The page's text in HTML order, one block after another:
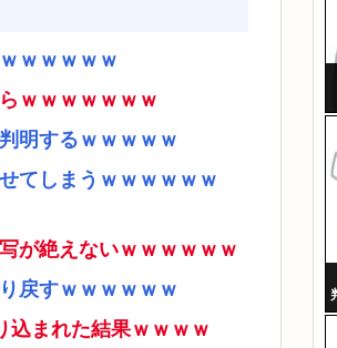
ｗｗｗｗｗ
ｗｗｗｗｗｗｗ
明するｗｗｗｗｗ
てしまうｗｗｗｗｗｗ
が絶えないｗｗｗｗｗｗ
戻すｗｗｗｗｗｗ
込まれた結果ｗｗｗｗ